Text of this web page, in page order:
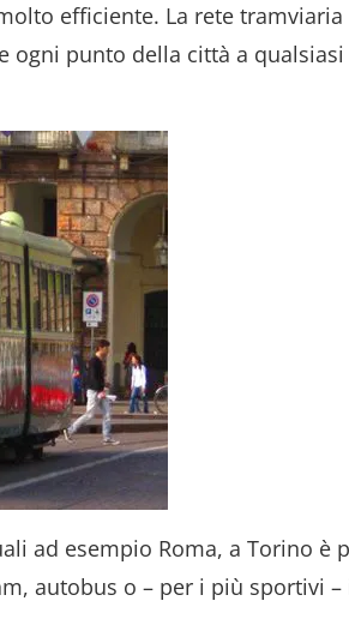
efficiente. La rete tramviaria
punto della città a qualsiasi
ad esempio Roma, a Torino è
autobus o – per i più sportivi